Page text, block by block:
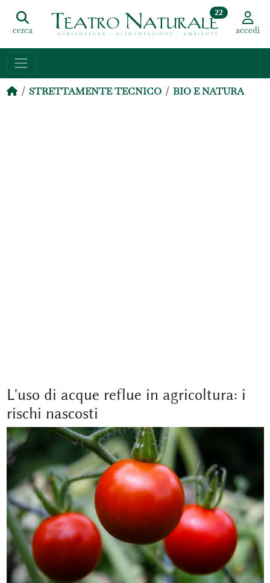
cerca
22
accedi
STRETTAMENTE TECNICO BIO E NATURA
L'uso di acque reflue in agricoltura: i
rischi nascosti